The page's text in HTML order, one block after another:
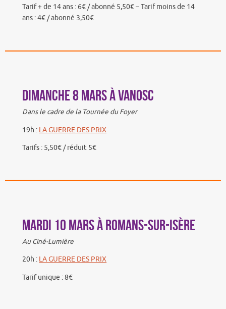
Tarif + de 14 ans : 6€ / abonné 5,50€ – Tarif moins de 14
ans : 4€ / abonné 3,50€
Dimanche 8 mars à Vanosc
Dans le cadre de la Tournée du Foyer
19h : LA GUERRE DES PRIX
Tarifs : 5,50€ / réduit 5€
Mardi 10 mars à Romans-sur-Isère
Au Ciné-Lumière
20h : LA GUERRE DES PRIX
Tarif unique : 8€